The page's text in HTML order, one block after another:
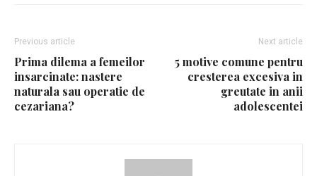
Previous article
Prima dilema a femeilor
insarcinate: nastere
naturala sau operatie de
cezariana?
Next article
5 motive comune pentru
cresterea excesiva in
greutate in anii
adolescentei